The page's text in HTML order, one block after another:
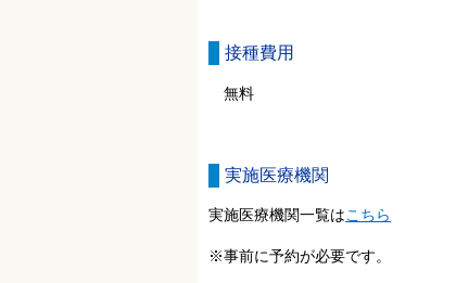
接種費用
無料
実施医療機関
実施医療機関一覧はこちら
※事前に予約が必要です。